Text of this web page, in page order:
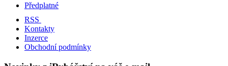
Předplatné
RSS
Kontakty
Inzerce
Obchodní podmínky